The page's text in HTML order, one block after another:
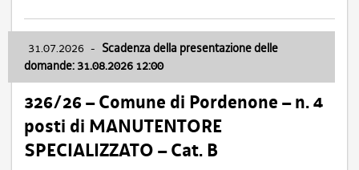
31.07.2026 - Scadenza della presentazione delle
domande: 31.08.2026 12:00
326/26 – Comune di Pordenone – n. 4
posti di MANUTENTORE
SPECIALIZZATO – Cat. B